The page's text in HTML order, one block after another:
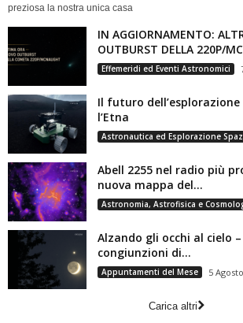
preziosa la nostra unica casa
IN AGGIORNAMENTO:
OUTBURST DELLA 220P/
Effemeridi ed Eventi Astronomici
Il futuro
l’Etna
Astronautica ed Esplorazione
Abell 2255 nel radio più
nuova mappa del...
Astronomia, Astrofisica e
Alzando gli occhi al cielo
congiunzioni di...
Appuntamenti del Mese 5
Carica altri